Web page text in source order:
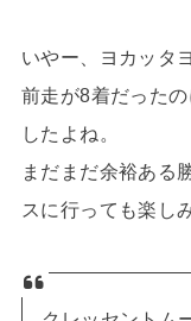
いやー、ヨカッタ
前走が8着だった
したよね。
まだまだ余裕ある
スに行っても楽し